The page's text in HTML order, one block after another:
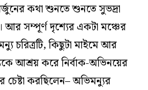
কথা শুনতে শুনতে সুভদ্রা
আর সম্পূর্ণ দৃশ্যের একটা মঞ্চের
চরিত্রটি, কিছুটা মাইমে আর
আশ্রয় করে নির্বাক-অভিনয়ের
চেষ্টা করছিলেন– অভিমন্যুর